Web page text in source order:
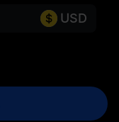
USD